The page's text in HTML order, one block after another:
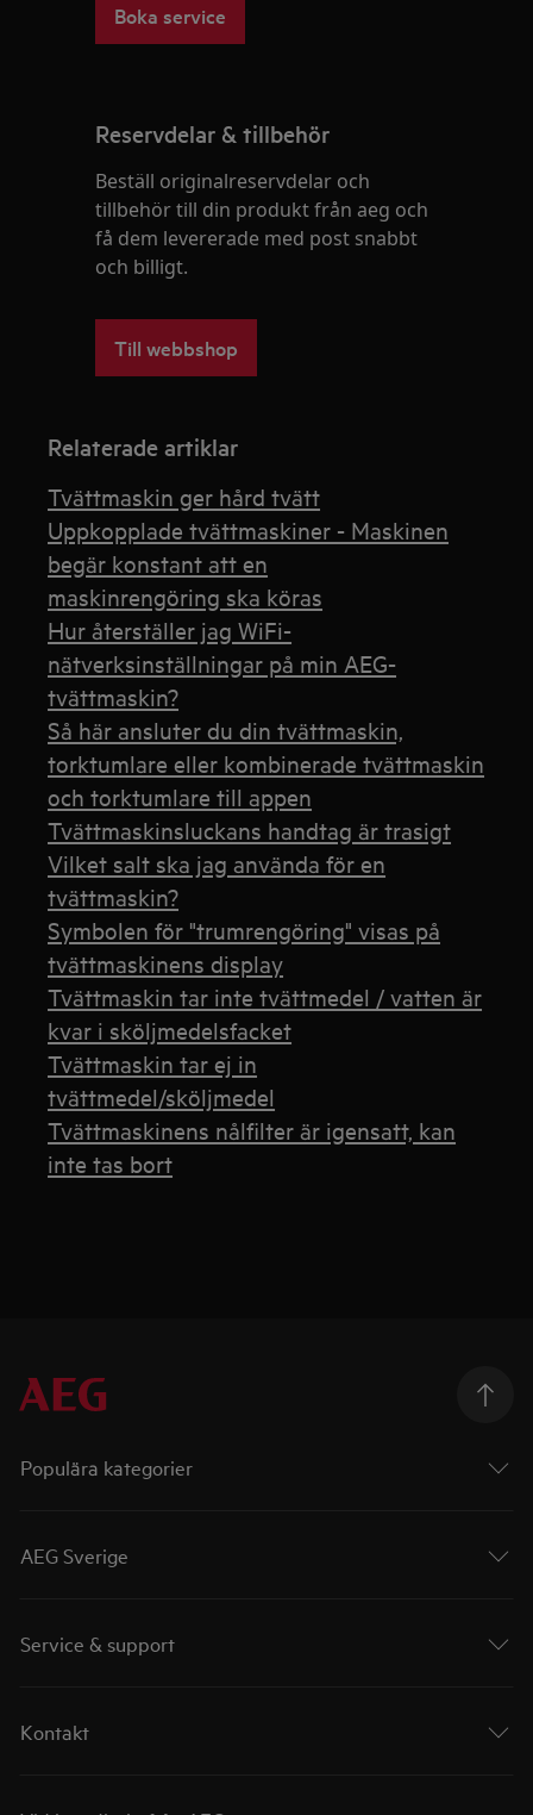
Boka service
Reservdelar & tillbehör
Beställ originalreservdelar och
tillbehör till din produkt från aeg och
få dem levererade med post snabbt
och billigt.
Till webbshop
Relaterade artiklar
Tvättmaskin ger hård tvätt
Uppkopplade tvättmaskiner - Maskinen
begär konstant att en
maskinrengöring ska köras
Hur återställer jag WiFi-
nätverksinställningar på min AEG-
tvättmaskin?
Så här ansluter du din tvättmaskin,
torktumlare eller kombinerade tvättmaskin
och torktumlare till appen
Tvättmaskinsluckans handtag är trasigt
Vilket salt ska jag använda för en
tvättmaskin?
Symbolen för "trumrengöring" visas på
tvättmaskinens display
Tvättmaskin tar inte tvättmedel / vatten är
kvar i sköljmedelsfacket
Tvättmaskin tar ej in
tvättmedel/sköljmedel
Tvättmaskinens nålfilter är igensatt, kan
inte tas bort
Populära kategorier
AEG Sverige
Service & support
Kontakt